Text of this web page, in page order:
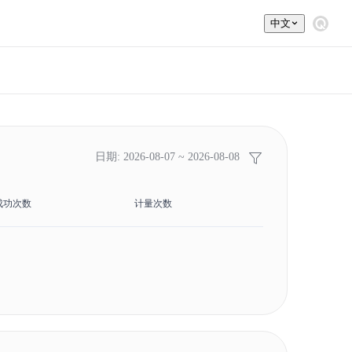
中文
日期: 2026-08-07 ~ 2026-08-08
功次数 计量次数